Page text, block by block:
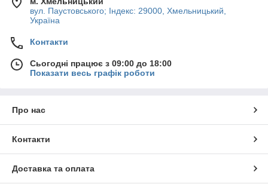
вул. Паустовського; Індекс: 29000, Хмельницький,
Україна
Контакти
Сьогодні працює з 09:00 до 18:00
Показати весь графік роботи
Про нас
Контакти
Доставка та оплата